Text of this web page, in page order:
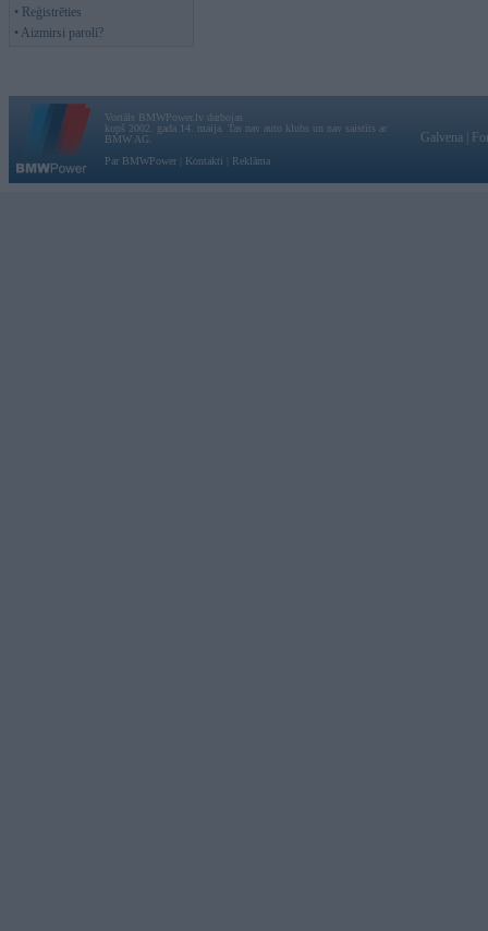
• Reģistrēties
• Aizmirsi paroli?
Vortāls BMWPower.lv darbojas
kopš 2002. gada 14. maija. Tas nav auto klubs un nav saistīts ar
BMW AG.
Par BMWPower
Kontakti Reklāma
Galvena